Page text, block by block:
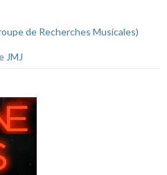
de Recherches Musicales)
JMJ